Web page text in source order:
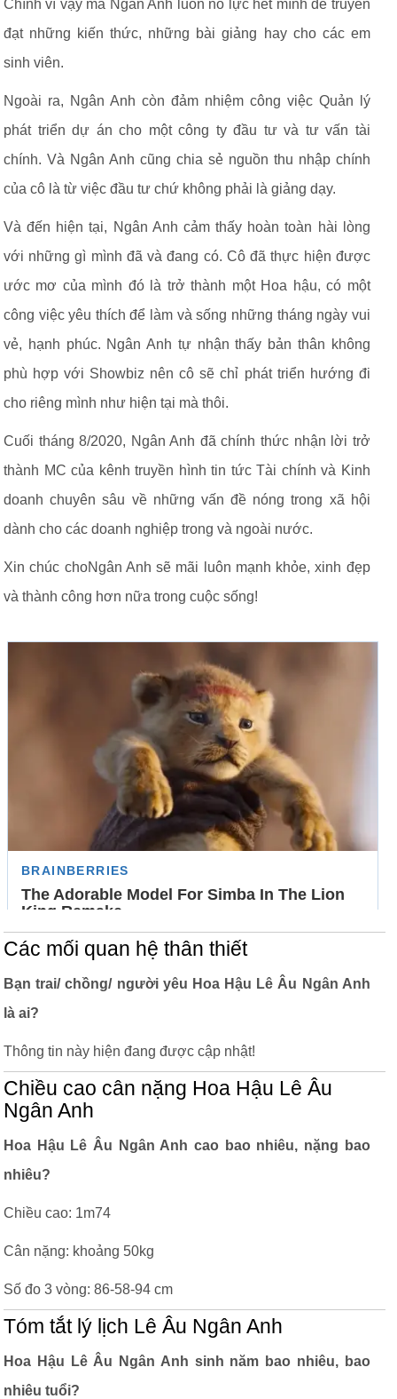
Chính vì vậy mà Ngân Anh luôn nỗ lực hết mình để truyền
đạt những kiến thức, những bài giảng hay cho các em
sinh viên.
Ngoài ra, Ngân Anh còn đảm nhiệm công việc Quản lý
phát triển dự án cho một công ty đầu tư và tư vấn tài
chính. Và Ngân Anh cũng chia sẻ nguồn thu nhập chính
của cô là từ việc đầu tư chứ không phải là giảng dạy.
Và đến hiện tại, Ngân Anh cảm thấy hoàn toàn hài lòng
với những gì mình đã và đang có. Cô đã thực hiện được
ước mơ của mình đó là trở thành một Hoa hậu, có một
công việc yêu thích để làm và sống những tháng ngày vui
vẻ, hạnh phúc. Ngân Anh tự nhận thấy bản thân không
phù hợp với Showbiz nên cô sẽ chỉ phát triển hướng đi
cho riêng mình như hiện tại mà thôi.
Cuối tháng 8/2020, Ngân Anh đã chính thức nhận lời trở
thành MC của kênh truyền hình tin tức Tài chính và Kinh
doanh chuyên sâu về những vấn đề nóng trong xã hội
dành cho các doanh nghiệp trong và ngoài nước.
Xin chúc choNgân Anh sẽ mãi luôn mạnh khỏe, xinh đẹp
và thành công hơn nữa trong cuộc sống!
Các mối quan hệ thân thiết
Bạn trai/ chồng/ người yêu Hoa Hậu Lê Âu Ngân Anh
là ai?
Thông tin này hiện đang được cập nhật!
Chiều cao cân nặng Hoa Hậu Lê Âu
Ngân Anh
Hoa Hậu Lê Âu Ngân Anh cao bao nhiêu, nặng bao
nhiêu?
Chiều cao: 1m74
Cân nặng: khoảng 50kg
Số đo 3 vòng: 86-58-94 cm
Tóm tắt lý lịch Lê Âu Ngân Anh
Hoa Hậu Lê Âu Ngân Anh sinh năm bao nhiêu, bao
nhiêu tuổi?